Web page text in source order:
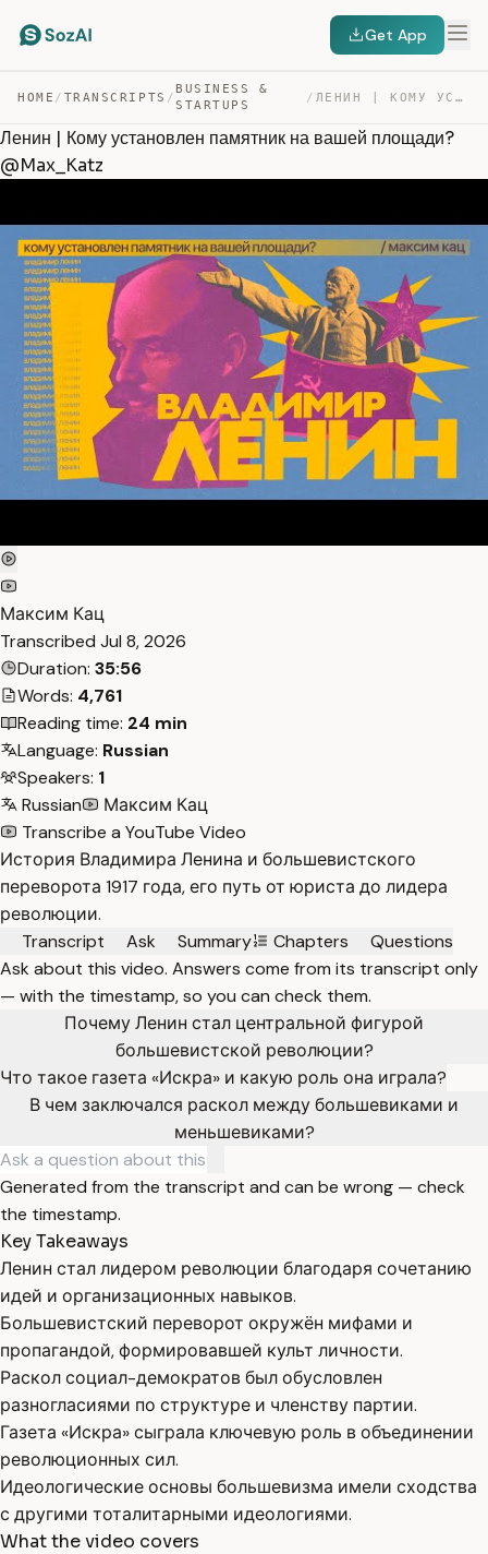
Get App
HOME / TRANSCRIPTS /
BUSINESS &
STARTUPS
/ ЛЕНИН | КОМУ УСТАНОВЛЕН ПАМЯТНИК НА ВАШЕЙ ПЛОЩАДИ? @MAX… — TRANSCRIPT
Ленин | Кому установлен памятник на вашей площади?
@Max_Katz
Максим Кац
Transcribed Jul 8, 2026
Duration: 35:56
Words: 4,761
Reading time: 24 min
Language: Russian
Speakers: 1
Russian
Максим Кац
Transcribe a YouTube Video
История Владимира Ленина и большевистского
переворота 1917 года, его путь от юриста до лидера
революции.
Transcript
Ask Summary Chapters
Questions
Ask about this video. Answers come from its transcript only
— with the timestamp, so you can check them.
Почему Ленин стал центральной фигурой
большевистской революции?
Что такое газета «Искра» и какую роль она играла?
В чем заключался раскол между большевиками и
меньшевиками?
Generated from the transcript and can be wrong — check
the timestamp.
Key Takeaways
Ленин стал лидером революции благодаря сочетанию
идей и организационных навыков.
Большевистский переворот окружён мифами и
пропагандой, формировавшей культ личности.
Раскол социал-демократов был обусловлен
разногласиями по структуре и членству партии.
Газета «Искра» сыграла ключевую роль в объединении
революционных сил.
Идеологические основы большевизма имели сходства
с другими тоталитарными идеологиями.
What the video covers